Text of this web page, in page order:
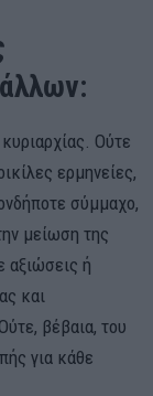
Ούτε
ερμηνείες,
σύμμαχο,
μείωση της
αξιώσεις ή
και
βέβαια, του
για κάθε